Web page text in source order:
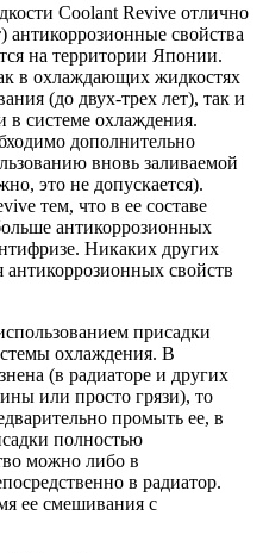
Coolant Revive отлично
антикоррозионные свойства
на территории Японии.
в охлаждающих жидкостях
(до двух-трех лет), так и
в системе охлаждения.
дополнительно
вновь заливаемой
это не допускается).
тем, что в ее составе
антикоррозионных
Никаких других
антикоррозионных свойств
присадки
охлаждения. В
(в радиаторе и других
или просто грязи), то
промыть ее, в
полностью
можно либо в
в радиатор.
ее смешивания с